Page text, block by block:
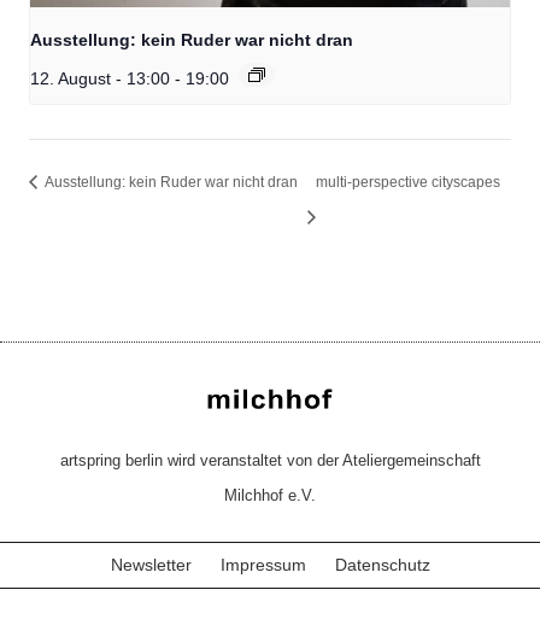
Ausstellung: kein Ruder war nicht dran
12. August - 13:00 - 19:00
Ausstellung: kein Ruder war nicht dran multi-perspective cityscapes
artspring berlin wird veranstaltet von der Ateliergemeinschaft
Milchhof e.V.
Newsletter Impressum Datenschutz